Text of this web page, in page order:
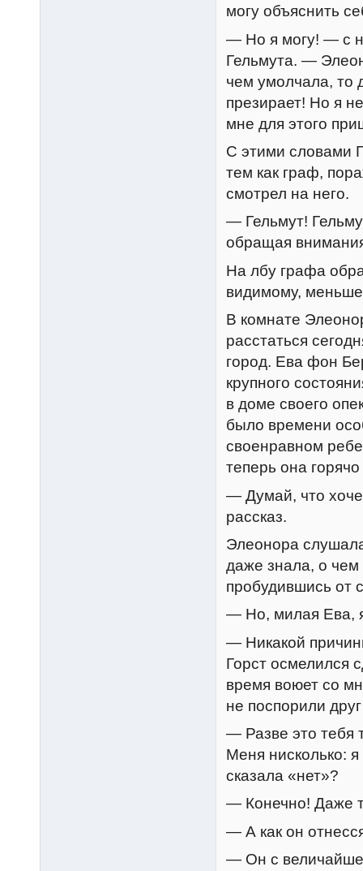
могу объяснить
— Но я могу! — с
Гельмута. —
чем умолчала, то
презирает! Но я
мне для этого
С этими словами
тем как граф,
смотрел на него.
— Гельмут!
обращая
На лбу графа
видимому, меньше
В комнате
расстаться
город. Ева фон
крупного
в доме своего
было времени
своенравном
теперь она
— Думай, что
рассказ.
Элеонора
даже знала, о чем
пробудившись от
— Но, милая Ева,
— Никакой
Горст осмелился
время воюет со
не поспорили
— Разве это тебя
Меня нисколько:
сказала «нет»?
— Конечно! Даже
— А как он
— Он с